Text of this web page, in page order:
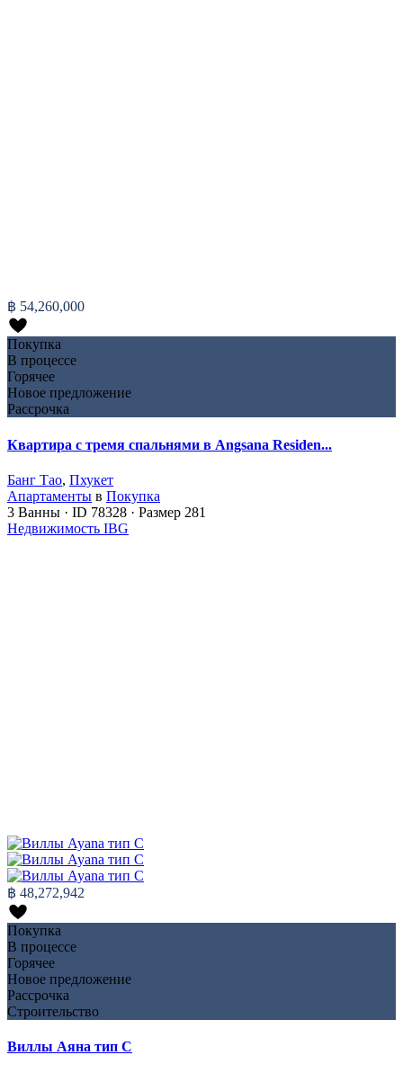
฿ 54,260,000
Покупка
В процессе
Горячее
Новое предложение
Рассрочка
Квартира с тремя спальнями в Angsana Residen...
Банг Тао, Пхукет
Апартаменты в Покупка
3 Ванны · ID 78328 · Размер 281
Недвижимость IBG
฿ 48,272,942
Покупка
В процессе
Горячее
Новое предложение
Рассрочка
Строительство
Виллы Аяна тип C